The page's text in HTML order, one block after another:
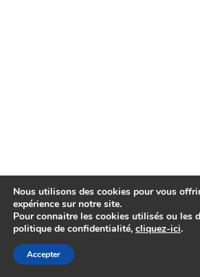
Nous utilisons des cookies pour vous
expérience sur notre site.
Pour connaitre les cookies utilisés ou les
politique de confidentialité, cliquez-ici.
Accepter